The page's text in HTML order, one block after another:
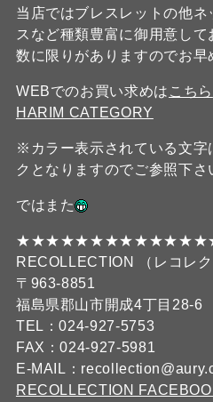
当店ではブレスレットの他
スなど種類豊富に御用意して
数に限りがありますのでお早
WEBでのお買い求めは こちら
HARIM CATEGORY
※カラー表示されている文字
クとなりますのでご参照下さ
ではまた
RECOLLECTION （レコレク
〒963-8851
福島県郡山市開成4丁目28-6
TEL：024-927-5753
FAX：024-927-5981
E-MAIL：
RECOLLECTION